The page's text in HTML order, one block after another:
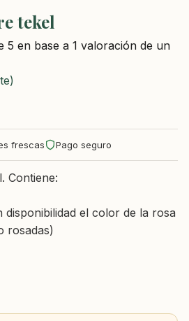
tekel
5 en base a 1 valoración de un
frescas Pago seguro
Contiene:
disponibilidad el color de la rosa
rosadas)